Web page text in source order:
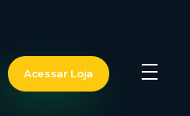
Acessar Loja